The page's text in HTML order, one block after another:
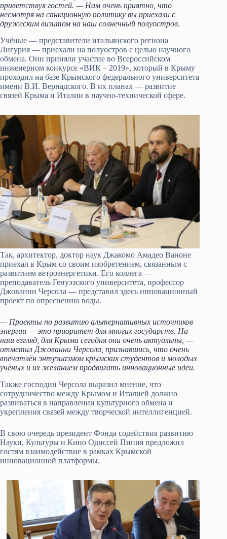
приветствуя гостей. — Нам очень приятно, что
несмотря на санкционную политику вы приехали с
дружеским визитом на наш солнечный полуостров.
Учёные — представители итальянского региона
Лигурия — приехали на полуостров с целью научного
обмена. Они приняли участие во Всероссийском
инженерном конкурсе «ВИК – 2019», который в Крыму
проходил на базе Крымского федерального университета
имени В.И. Вернадского. В их планах — развитие
связей Крыма и Италии в научно-технической сфере.
Так, архитектор, доктор наук Джакомо Амадео Ваноне
приехал в Крым со своим изобретением, связанным с
развитием ветроэнергетики. Его коллега —
преподаватель Генуэзского университета, профессор
Джованни Черсола — представил здесь инновационный
проект по опреснению воды.
— Проекты по развитию альтернативных источников
энергии — это приоритет для многих государств. На
наш взгляд, для Крыма сегодня они очень актуальны, —
отметил Джованни Черсола, признавшись, что очень
впечатлён энтузиазмом крымских студентов и молодых
учёных и их желанием продвигать инновационные идеи.
Также господин Черсола выразил мнение, что
сотрудничество между Крымом и Италией должно
развиваться в направлении культурного обмена и
укрепления связей между творческой интеллигенцией.
В свою очередь президент Фонда содействия развитию
Науки, Культуры и Кино Одиссей Пипия предложил
гостям взаимодействие в рамках Крымской
инновационной платформы.